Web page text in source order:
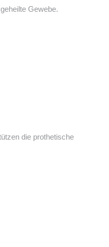
Gewebe.
die prothetische